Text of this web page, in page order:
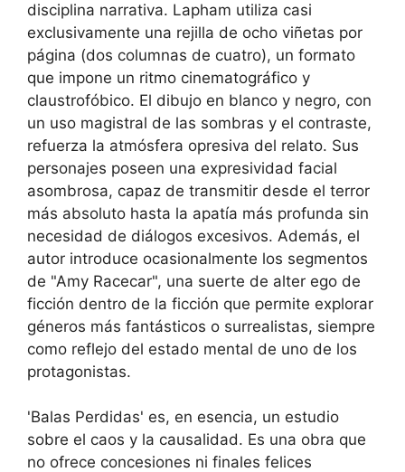
disciplina narrativa. Lapham utiliza casi
exclusivamente una rejilla de ocho viñetas por
página (dos columnas de cuatro), un formato
que impone un ritmo cinematográfico y
claustrofóbico. El dibujo en blanco y negro, con
un uso magistral de las sombras y el contraste,
refuerza la atmósfera opresiva del relato. Sus
personajes poseen una expresividad facial
asombrosa, capaz de transmitir desde el terror
más absoluto hasta la apatía más profunda sin
necesidad de diálogos excesivos. Además, el
autor introduce ocasionalmente los segmentos
de "Amy Racecar", una suerte de alter ego de
ficción dentro de la ficción que permite explorar
géneros más fantásticos o surrealistas, siempre
como reflejo del estado mental de uno de los
protagonistas.
'Balas Perdidas' es, en esencia, un estudio
sobre el caos y la causalidad. Es una obra que
no ofrece concesiones ni finales felices